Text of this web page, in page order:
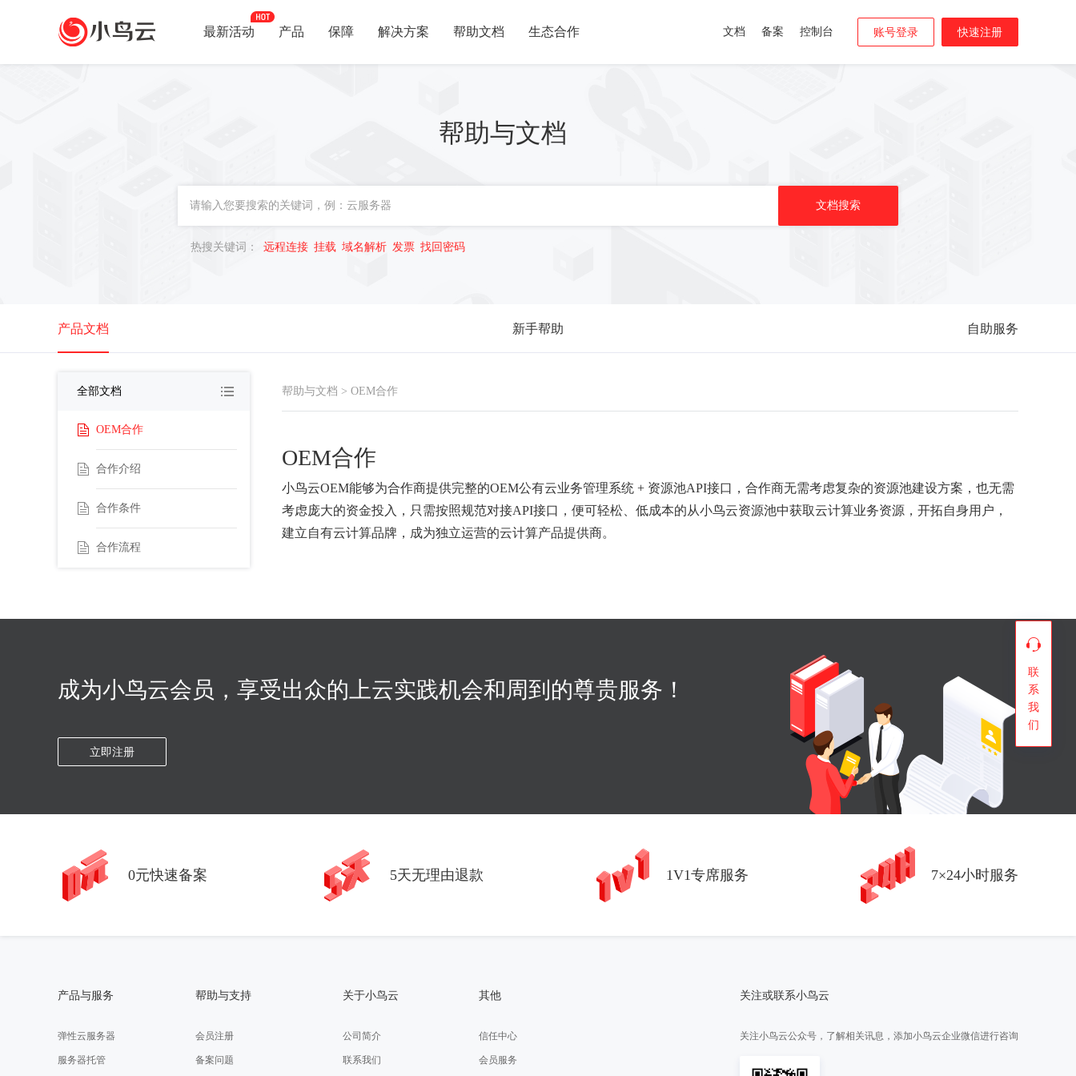
最新活动 产品 保障 解决方案 帮助文档 生态合作 文档 备案 控制台 账号登录 快速注册
帮助与文档
热搜关键词： 远程连接 挂载 域名解析 发票 找回密码
产品文档 新手帮助 自助服务
全部文档
OEM合作
合作介绍
合作条件
合作流程
帮助与文档 > OEM合作
OEM合作
小鸟云OEM能够为合作商提供完整的OEM公有云业务管理系统 + 资源池API接口，合作商无需考虑复杂的资源池建设方案，也无需
考虑庞大的资金投入，只需按照规范对接API接口，便可轻松、低成本的从小鸟云资源池中获取云计算业务资源，开拓自身用户，
建立自有云计算品牌，成为独立运营的云计算产品提供商。
成为小鸟云会员，享受出众的上云实践机会和周到的尊贵服务！
立即注册
0元快速备案 5天无理由退款 1V1专席服务 7×24小时服务
联
系
我
们
产品与服务
弹性云服务器
服务器托管
帮助与支持
会员注册
备案问题
关于小鸟云
公司简介
联系我们
其他
信任中心
会员服务
关注或联系小鸟云
关注小鸟云公众号，了解相关讯息，添加小鸟云企业微信进行咨询